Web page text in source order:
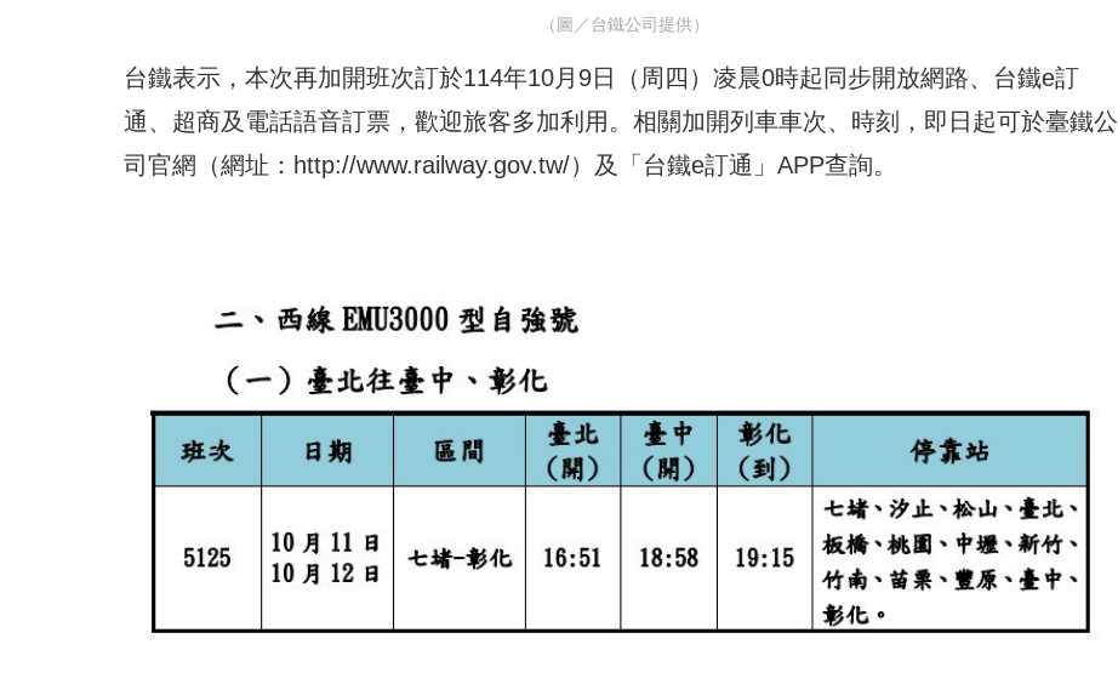
（圖／台鐵公司提供）
台鐵表示，本次再加開班次訂於114年10月9日（周四）凌晨0時起同步開放網路、台鐵e訂
通、超商及電話語音訂票，歡迎旅客多加利用。相關加開列車車次、時刻，即日起可於臺鐵公
司官網（網址： http://www.railway.gov.tw/）及「台鐵e訂通」APP查詢。